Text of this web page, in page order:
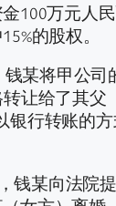
100万元人
的股权。
某将甲公司
让给了其父
银行转账的
钱某向法院